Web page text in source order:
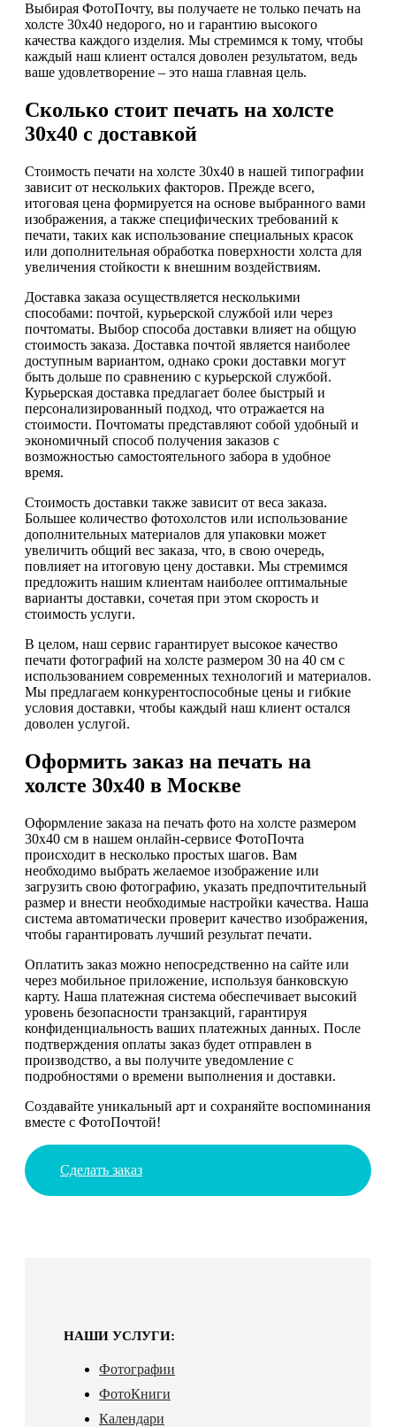
Выбирая ФотоПочту, вы получаете не только печать на
холсте 30х40 недорого, но и гарантию высокого
качества каждого изделия. Мы стремимся к тому, чтобы
каждый наш клиент остался доволен результатом, ведь
ваше удовлетворение – это наша главная цель.
Сколько стоит печать на холсте
30х40 с доставкой
Стоимость печати на холсте 30х40 в нашей типографии
зависит от нескольких факторов. Прежде всего,
итоговая цена формируется на основе выбранного вами
изображения, а также специфических требований к
печати, таких как использование специальных красок
или дополнительная обработка поверхности холста для
увеличения стойкости к внешним воздействиям.
Доставка заказа осуществляется несколькими
способами: почтой, курьерской службой или через
почтоматы. Выбор способа доставки влияет на общую
стоимость заказа. Доставка почтой является наиболее
доступным вариантом, однако сроки доставки могут
быть дольше по сравнению с курьерской службой.
Курьерская доставка предлагает более быстрый и
персонализированный подход, что отражается на
стоимости. Почтоматы представляют собой удобный и
экономичный способ получения заказов с
возможностью самостоятельного забора в удобное
время.
Стоимость доставки также зависит от веса заказа.
Большее количество фотохолстов или использование
дополнительных материалов для упаковки может
увеличить общий вес заказа, что, в свою очередь,
повлияет на итоговую цену доставки. Мы стремимся
предложить нашим клиентам наиболее оптимальные
варианты доставки, сочетая при этом скорость и
стоимость услуги.
В целом, наш сервис гарантирует высокое качество
печати фотографий на холсте размером 30 на 40 см с
использованием современных технологий и материалов.
Мы предлагаем конкурентоспособные цены и гибкие
условия доставки, чтобы каждый наш клиент остался
доволен услугой.
Оформить заказ на печать на
холсте 30х40 в Москве
Оформление заказа на печать фото на холсте размером
30х40 см в нашем онлайн-сервисе ФотоПочта
происходит в несколько простых шагов. Вам
необходимо выбрать желаемое изображение или
загрузить свою фотографию, указать предпочтительный
размер и внести необходимые настройки качества. Наша
система автоматически проверит качество изображения,
чтобы гарантировать лучший результат печати.
Оплатить заказ можно непосредственно на сайте или
через мобильное приложение, используя банковскую
карту. Наша платежная система обеспечивает высокий
уровень безопасности транзакций, гарантируя
конфиденциальность ваших платежных данных. После
подтверждения оплаты заказ будет отправлен в
производство, а вы получите уведомление с
подробностями о времени выполнения и доставки.
Создавайте уникальный арт и сохраняйте воспоминания
вместе с ФотоПочтой!
Сделать заказ
НАШИ УСЛУГИ:
Фотографии
ФотоКниги
Календари